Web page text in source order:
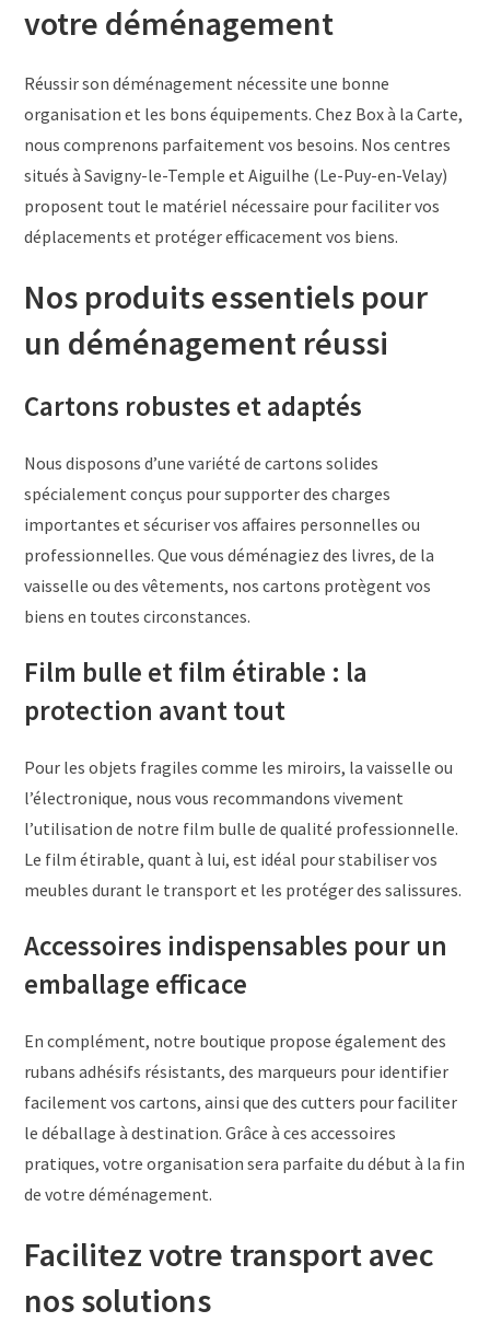
votre déménagement
Réussir son déménagement nécessite une bonne
organisation et les bons équipements. Chez Box à la Carte,
nous comprenons parfaitement vos besoins. Nos centres
situés à Savigny-le-Temple et Aiguilhe (Le-Puy-en-Velay)
proposent tout le matériel nécessaire pour faciliter vos
déplacements et protéger efficacement vos biens.
Nos produits essentiels pour
un déménagement réussi
Cartons robustes et adaptés
Nous disposons d’une variété de cartons solides
spécialement conçus pour supporter des charges
importantes et sécuriser vos affaires personnelles ou
professionnelles. Que vous déménagiez des livres, de la
vaisselle ou des vêtements, nos cartons protègent vos
biens en toutes circonstances.
Film bulle et film étirable : la
protection avant tout
Pour les objets fragiles comme les miroirs, la vaisselle ou
l’électronique, nous vous recommandons vivement
l’utilisation de notre film bulle de qualité professionnelle.
Le film étirable, quant à lui, est idéal pour stabiliser vos
meubles durant le transport et les protéger des salissures.
Accessoires indispensables pour un
emballage efficace
En complément, notre boutique propose également des
rubans adhésifs résistants, des marqueurs pour identifier
facilement vos cartons, ainsi que des cutters pour faciliter
le déballage à destination. Grâce à ces accessoires
pratiques, votre organisation sera parfaite du début à la fin
de votre déménagement.
Facilitez votre transport avec
nos solutions